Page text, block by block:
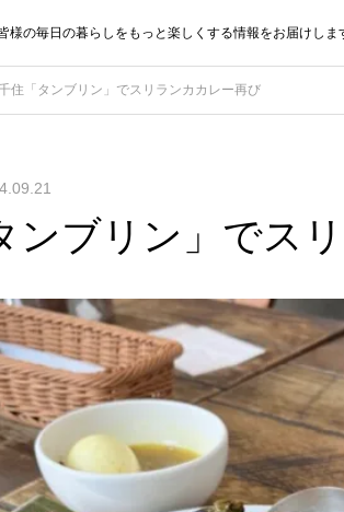
様の毎日の暮らしをもっと楽しくする情報をお届けしま
住「タンブリン」でスリランカカレー再び
ンブリン」でス